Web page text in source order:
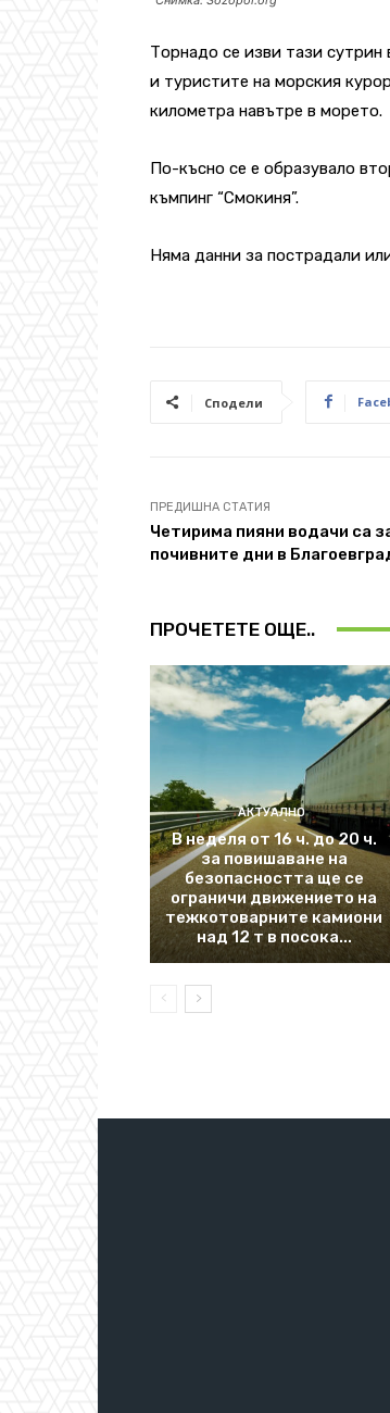
Торнадо се изви тази
и туристите на морския
километра навътре в морето.
По-късно се е образувало
къмпинг “Смокиня”.
Няма данни за пострадали
Сподели
ПРЕДИШНА СТАТИЯ
Четирима пияни водачи са
почивните дни в
ПРОЧЕТЕТЕ ОЩЕ..
АКТУАЛНО
В неделя от 16 ч. до 20 ч.
за повишаване на
безопасността ще се
ограничи движението на
тежкотоварните камиони
над 12 т в посока...